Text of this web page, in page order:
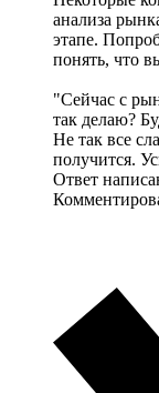
анализа
этапе.
понять, что
"Сейчас с
так делаю?
Не так все
получится.
Ответ